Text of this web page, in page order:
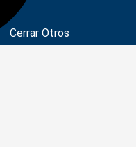
Cerrar Otros